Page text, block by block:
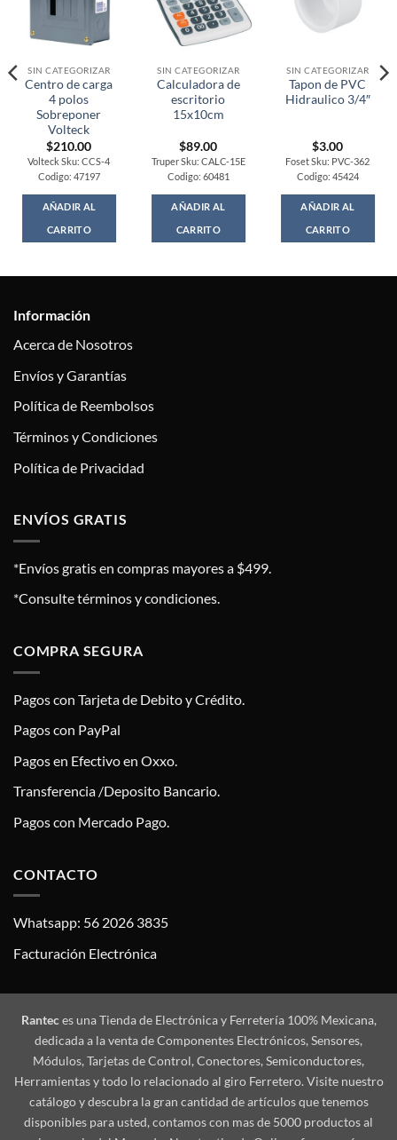
SIN CATEGORIZAR
Centro de carga
4 polos
Sobreponer
Volteck
$210.00
Volteck Sku: CCS-4
Codigo: 47197
AÑADIR AL
CARRITO
SIN CATEGORIZAR
Calculadora de
escritorio
15x10cm
$89.00
Truper Sku: CALC-15E
Codigo: 60481
AÑADIR AL
CARRITO
SIN CATEGORIZAR
Tapon de PVC
Hidraulico 3/4″
$3.00
Foset Sku: PVC-362
Codigo: 45424
AÑADIR AL
CARRITO
Información
Acerca de Nosotros
Envíos y Garantías
Política de Reembolsos
Términos y Condiciones
Política de Privacidad
ENVÍOS GRATIS
*Envíos gratis en compras mayores a $499.
*Consulte términos y condiciones.
COMPRA SEGURA
Pagos con Tarjeta de Debito y Crédito.
Pagos con PayPal
Pagos en Efectivo en Oxxo.
Transferencia /Deposito Bancario.
Pagos con Mercado Pago.
CONTACTO
Whatsapp: 56 2026 3835
Facturación Electrónica
Ranteces una Tienda de Electrónica y Ferretería 100% Mexicana,
dedicada a la venta de Componentes Electrónicos, Sensores,
Módulos, Tarjetas de Control, Conectores, Semiconductores,
Herramientas y todo lo relacionado al giro Ferretero. Visite nuestro
catálogo y descubra la gran cantidad de artículos que tenemos
disponibles para usted, contamos con mas de 5000 productos al